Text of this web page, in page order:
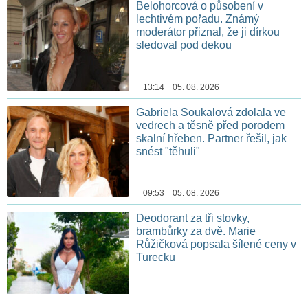
Belohorcová o působení v
lechtivém pořadu. Známý
moderátor přiznal, že ji dírkou
sledoval pod dekou
13:14 05. 08. 2026
Gabriela Soukalová zdolala ve
vedrech a těsně před porodem
skalní hřeben. Partner řešil, jak
snést "těhuli"
09:53 05. 08. 2026
Deodorant za tři stovky,
brambůrky za dvě. Marie
Růžičková popsala šílené ceny v
Turecku